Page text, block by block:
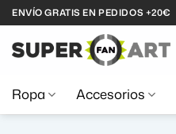
Saltar
al
contenido
ENVÍO GRATIS EN PEDIDOS +20€
Ropa Accesorios